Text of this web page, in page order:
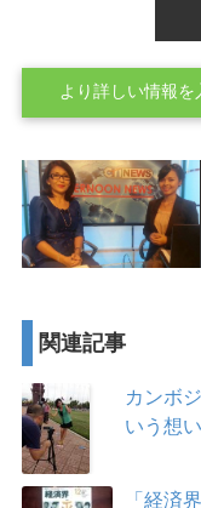
より詳しい情報を
関連記事
カンボ
いう想
「経済